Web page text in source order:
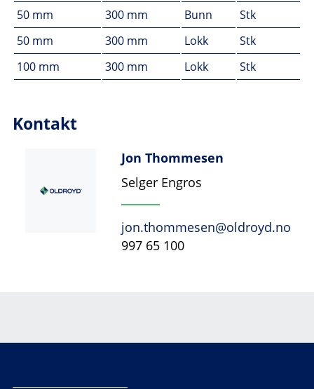
50 mm
300 mm Bunn
Stk
50 mm
300 mm Lokk
Stk
100 mm
300 mm Lokk Stk
Kontakt
Jon Thommesen
Selger Engros
jon.thommesen@oldroyd.no
997 65 100